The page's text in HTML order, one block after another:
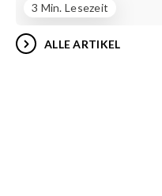
3 Min. Lesezeit
ALLE ARTIKEL